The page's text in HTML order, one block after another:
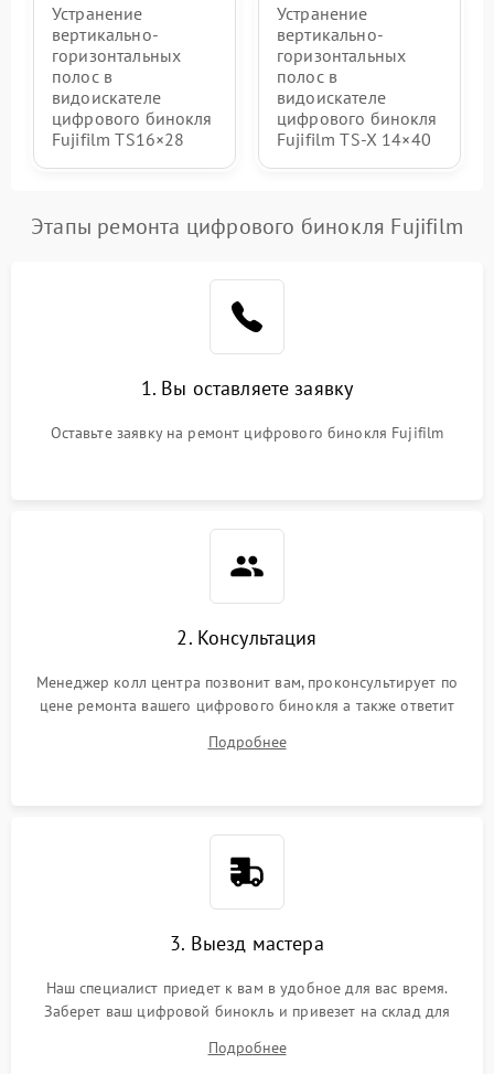
Устранение
вертикально-
горизонтальных
полос в
видоискателе
цифрового бинокля
Fujifilm TS16×28
Устранение
вертикально-
горизонтальных
полос в
видоискателе
цифрового бинокля
Fujifilm TS‑X 14×40
Этапы ремонта цифрового бинокля Fujifilm
1. Вы оставляете заявку
Оставьте заявку на ремонт цифрового бинокля Fujifilm
2. Консультация
Менеджер колл центра позвонит вам, проконсультирует по
цене ремонта вашего цифрового бинокля а также ответит
Подробнее
3. Выезд мастера
Наш специалист приедет к вам в удобное для вас время.
Заберет ваш цифровой бинокль и привезет на склад для
Подробнее